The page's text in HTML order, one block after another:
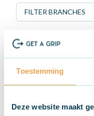
Toestemming
Deze website maakt
FILTER BRANCHES